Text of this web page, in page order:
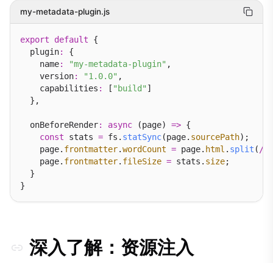
my-metadata-plugin.js
export default {
  plugin
:
{
    name
: "my-metadata-plugin" ,
    version
: "1.0.0" ,
    capabilities
: [ "build" ]
  },
  onBeforeRender
: async (page) => {
const stats = fs. statSync(page. sourcePath);
    page.
frontmatter.wordCount = page. html . split ( /
    page.
frontmatter. fileSize = stats. size;
  }
深入了解：资源注入